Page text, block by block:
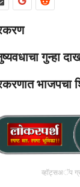
गुन्हा
भाजपचा
व्हॉट्सअॅप